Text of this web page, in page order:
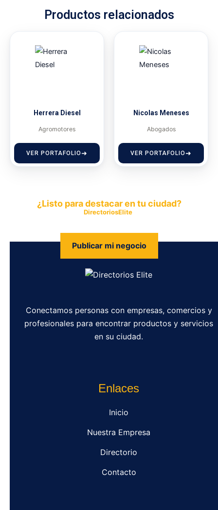
Productos relacionados
Herrera Diesel
Agromotores
VER PORTAFOLIO
Nicolas Meneses
Abogados
VER PORTAFOLIO
¿Listo para destacar en tu ciudad?
DirectoriosElite
Publicar mi negocio
Conectamos personas con empresas, comercios y
profesionales para encontrar productos y servicios
en su ciudad.
Enlaces
Inicio
Nuestra Empresa
Directorio
Contacto